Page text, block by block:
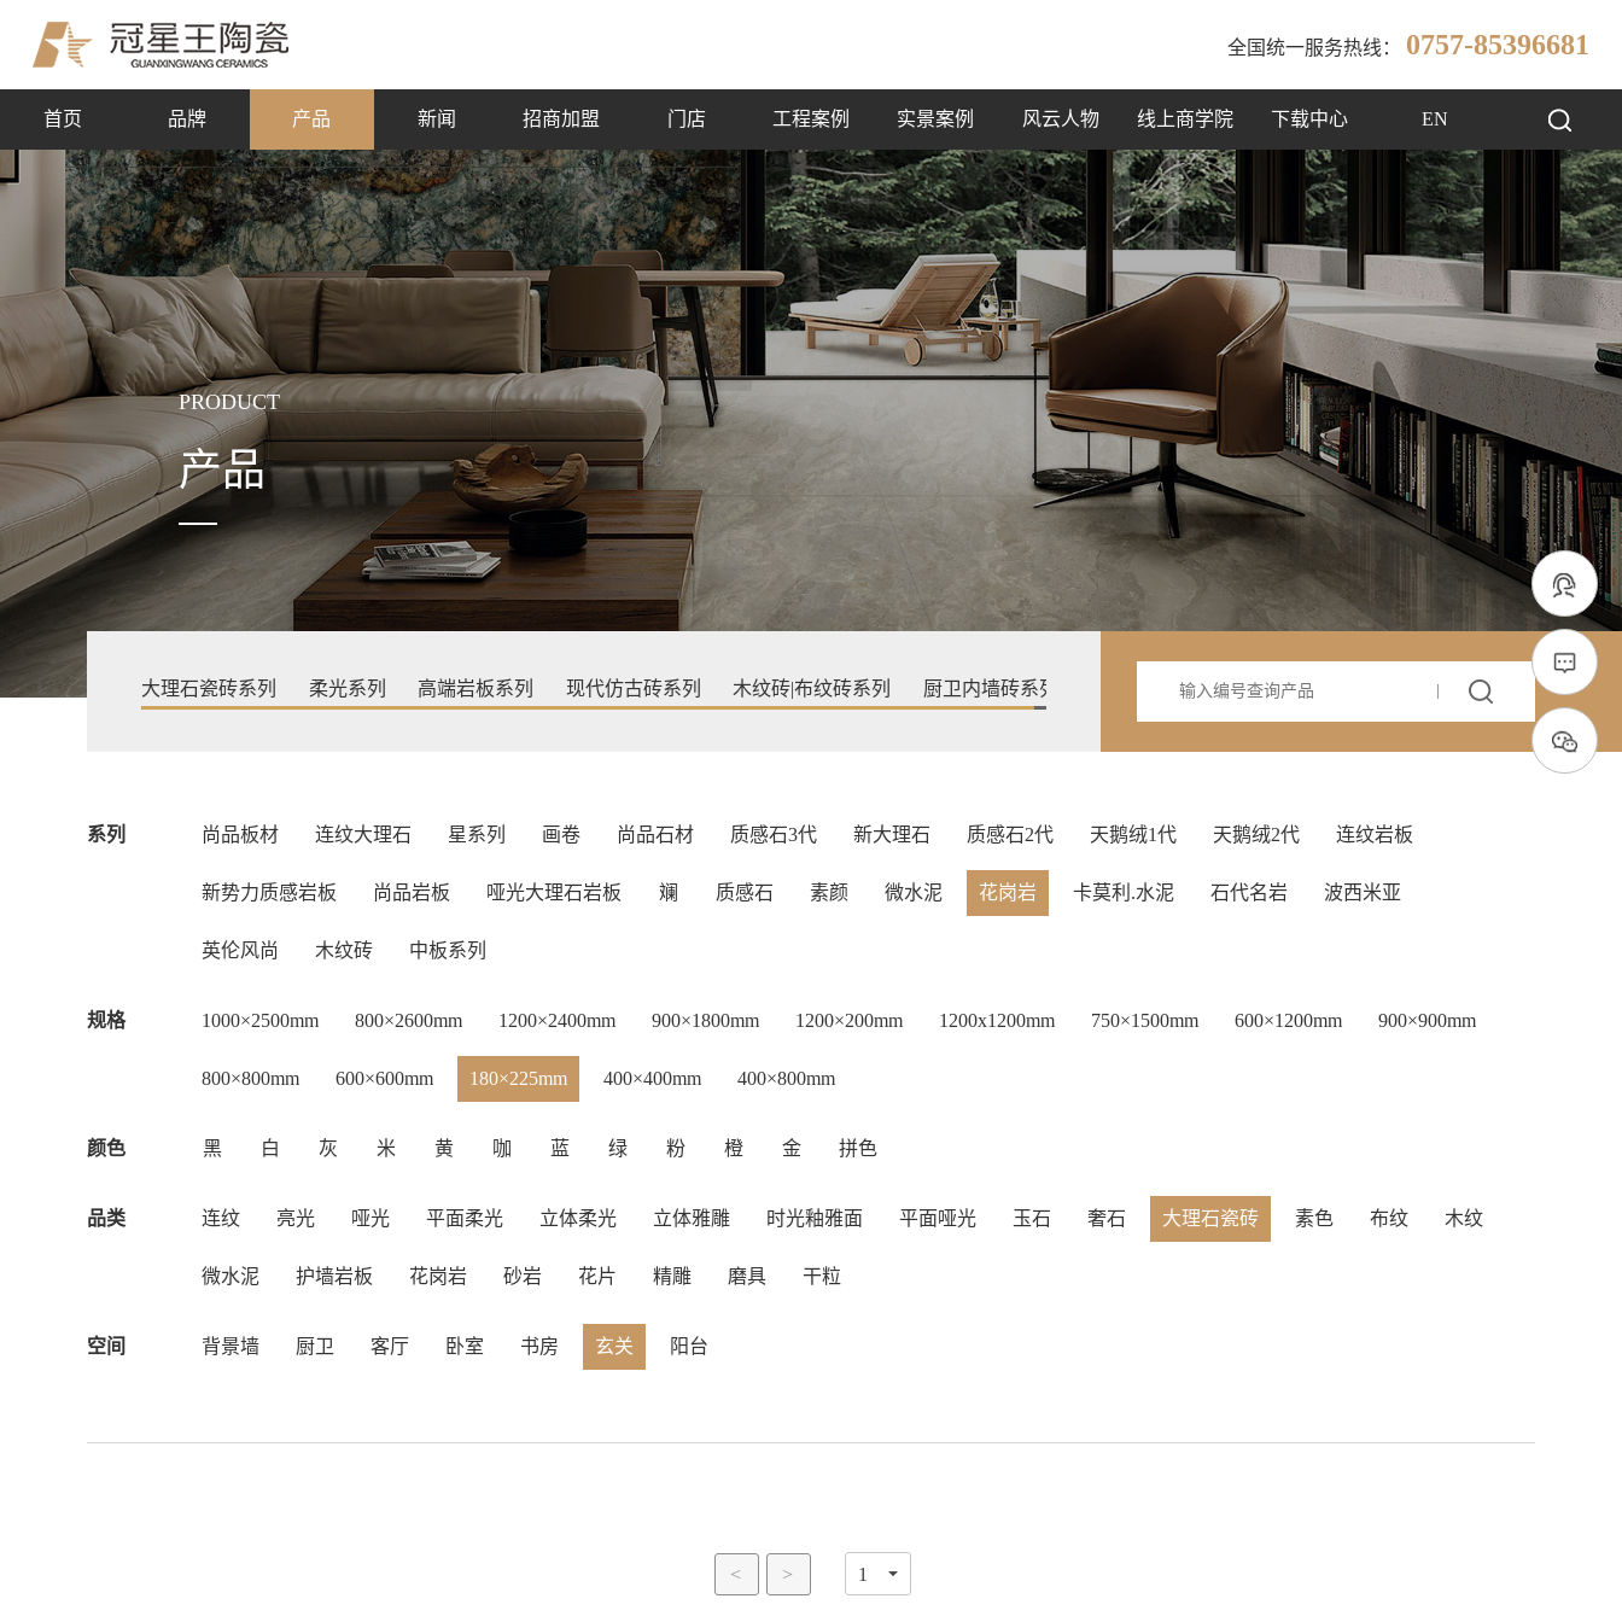
全国统一服务热线： 0757-85396681
首页 品牌 产品 新闻 招商加盟 门店 工程案例 实景案例 风云人物 线上商学院 下载中心 EN
PRODUCT
产品
大理石瓷砖系列 柔光系列 高端岩板系列 现代仿古砖系列 木纹砖|布纹砖系列 厨卫内墙砖系列
系列 尚品板材 连纹大理石 星系列 画卷 尚品石材 质感石3代 新大理石 质感石2代 天鹅绒1代 天鹅绒2代 连纹岩板
新势力质感岩板 尚品岩板 哑光大理石岩板 斓 质感石 素颜 微水泥 花岗岩 卡莫利.水泥 石代名岩 波西米亚
英伦风尚 木纹砖 中板系列
规格 1000×2500mm 800×2600mm 1200×2400mm 900×1800mm 1200×200mm 1200x1200mm 750×1500mm 600×1200mm 900×900mm
800×800mm 600×600mm 180×225mm 400×400mm 400×800mm
颜色 黑 白 灰 米 黄 咖 蓝 绿 粉 橙 金 拼色
品类 连纹 亮光 哑光 平面柔光 立体柔光 立体雅雕 时光釉雅面 平面哑光 玉石 奢石 大理石瓷砖 素色 布纹 木纹
微水泥 护墙岩板 花岗岩 砂岩 花片 精雕 磨具 干粒
空间 背景墙 厨卫 客厅 卧室 书房 玄关 阳台
< >